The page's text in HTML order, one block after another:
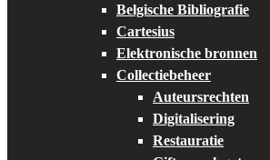
Belgische Bibliografie
Cartesius
Elektronische bronnen
Collectiebeheer
Auteursrechten
Digitalisering
Restauratie